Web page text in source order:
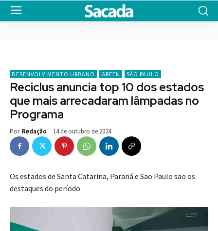
DESENVOLVIMENTO URBANO GREEN SÃO PAULO
Reciclus anuncia top 10 dos estados
que mais arrecadaram lâmpadas no
Programa
Por Redação 14 de outubro de 2024
Os estados de Santa Catarina, Paraná e São Paulo são os
destaques do período